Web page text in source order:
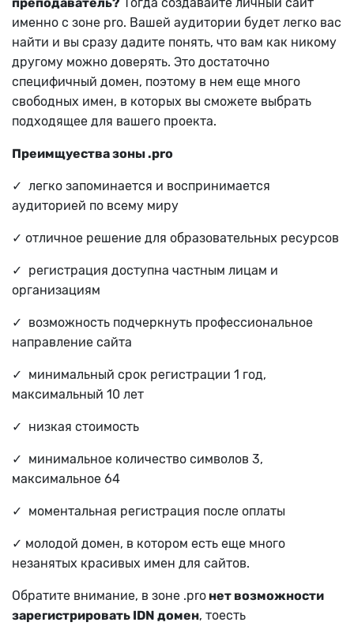
именно с зоне pro. Вашей аудитории будет легко вас
найти и вы сразу дадите понять, что вам как никому
другому можно доверять. Это достаточно
специфичный домен, поэтому в нем еще много
свободных имен, в которых вы сможете выбрать
подходящее для вашего проекта.
Преимщуества зоны .pro
✓ легко запоминается и воспринимается
аудиторией по всему миру
✓ отличное решение для образовательных ресурсов
✓ регистрация доступна частным лицам и
организациям
✓ возможность подчеркнуть профессиональное
направление сайта
✓ минимальный срок регистрации 1 год,
максимальный 10 лет
✓ низкая стоимость
✓ минимальное количество символов 3,
максимальное 64
✓ моментальная регистрация после оплаты
✓ молодой домен, в котором есть еще много
незанятых красивых имен для сайтов.
Обратите внимание, в зоне .pro нет возможности
зарегистрировать IDN домен, тоесть